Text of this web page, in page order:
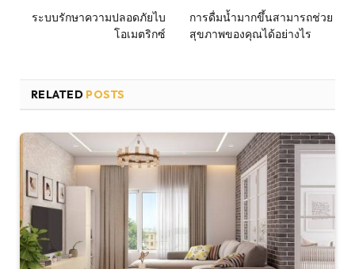
ระบบรักษาความปลอดภัยไบ
โอเมตริกซ์
การดื่มน้ำมากขึ้นสามารถช่วย
สุขภาพของคุณได้อย่างไร
RELATED POSTS